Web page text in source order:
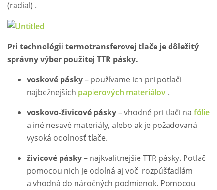
(radial) .
Pri technológii termotransferovej tlače je dôležitý
správny výber použitej TTR pásky.
voskové pásky– používame ich pri potlači
najbežnejších papierových materiálov .
voskovo-živicové pásky– vhodné pri tlači na fólie
a iné nesavé materiály, alebo ak je požadovaná
vysoká odolnosť tlače.
živicové pásky– najkvalitnejšie TTR pásky. Potlač
pomocou nich je odolná aj voči rozpúšťadlám
a vhodná do náročných podmienok. Pomocou